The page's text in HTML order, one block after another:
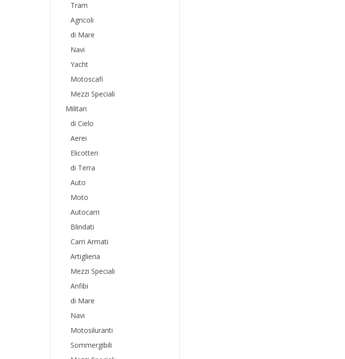
Tram
Agricoli
di Mare
Navi
Yacht
Motoscafi
Mezzi Speciali
Militari
di Cielo
Aerei
Elicotteri
di Terra
Auto
Moto
Autocarri
Blindati
Carri Armati
Artiglieria
Mezzi Speciali
Anfibi
di Mare
Navi
Motosiluranti
Sommergibili